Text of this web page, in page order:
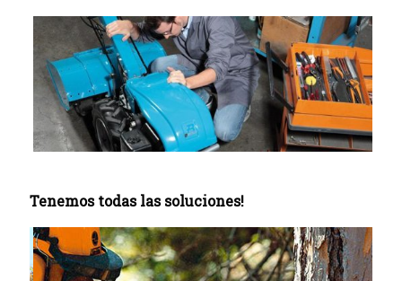
Tenemos todas las soluciones!